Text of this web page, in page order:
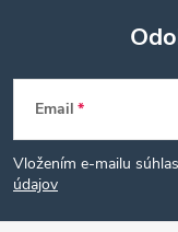
Z
á
p
Email
Vložením e-mailu
údajov